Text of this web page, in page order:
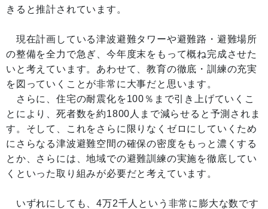
きると推計されています。
現在計画している津波避難タワーや避難路・避難場所
の整備を全力で急ぎ、今年度末をもって概ね完成させた
いと考えています。あわせて、教育の徹底・訓練の充実
を図っていくことが非常に大事だと思います。
さらに、住宅の耐震化を100％まで引き上げていくこ
とにより、死者数を約1800人まで減らせると予測されま
す。そして、これをさらに限りなくゼロにしていくため
にさらなる津波避難空間の確保の密度をもっと濃くする
とか、さらには、地域での避難訓練の実施を徹底してい
くといった取り組みが必要だと考えています。
いずれにしても、4万2千人という非常に膨大な数です